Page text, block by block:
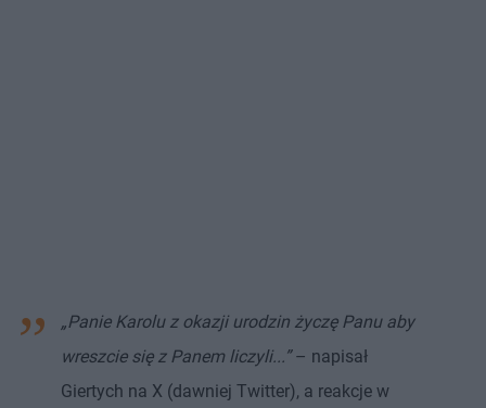
„Panie Karolu z okazji urodzin życzę Panu aby
wreszcie się z Panem liczyli...”– napisał
Giertych na X (dawniej Twitter), a reakcje w